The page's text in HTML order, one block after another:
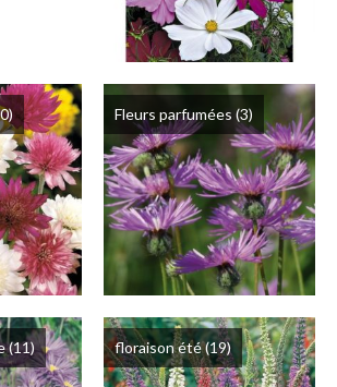
Fleurs parfumées (3)
(11) floraison été(19)